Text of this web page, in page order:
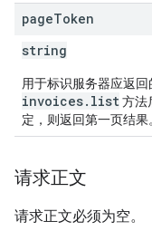
pageToken
string
用于标识服务器应返
invoices.list方法
定，则返回第一页结果
请求正文
请求正文必须为空。